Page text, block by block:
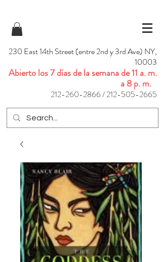
230 East 14th Street (entre 2nd y 3rd Ave) NY,
10003
Abierto los 7 días de la semana de 11 a. m.
a 8 p. m.
212-260-2866/212-505-2665